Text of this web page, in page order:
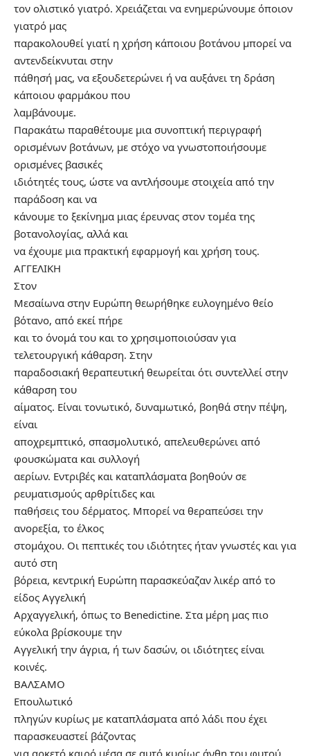
τον ολιστικό γιατρό. Χρειάζεται να ενημερώνουμε όποιον
γιατρό μας
παρακολουθεί γιατί η χρήση κάποιου βοτάνου μπορεί να
αντενδείκνυται στην
πάθησή μας, να εξουδετερώνει ή να αυξάνει τη δράση
κάποιου φαρμάκου που
λαμβάνουμε.
Παρακάτω παραθέτουμε μια συνοπτική περιγραφή
ορισμένων βοτάνων, με στόχο να γνωστοποιήσουμε
ορισμένες βασικές
ιδιότητές τους, ώστε να αντλήσουμε στοιχεία από την
παράδοση και να
κάνουμε το ξεκίνημα μιας έρευνας στον τομέα της
βοτανολογίας, αλλά και
να έχουμε μια πρακτική εφαρμογή και χρήση τους.
ΑΓΓΕΛΙΚΗ
Στον
Μεσαίωνα στην Ευρώπη θεωρήθηκε ευλογημένο θείο
βότανο, από εκεί πήρε
και το όνομά του και το χρησιμοποιούσαν για
τελετουργική κάθαρση. Στην
παραδοσιακή θεραπευτική θεωρείται ότι συντελλεί στην
κάθαρση του
αίματος. Είναι τονωτικό, δυναμωτικό, βοηθά στην πέψη,
είναι
αποχρεμπτικό, σπασμολυτικό, απελευθερώνει από
φουσκώματα και συλλογή
αερίων. Εντριβές και καταπλάσματα βοηθούν σε
ρευματισμούς αρθρίτιδες και
παθήσεις του δέρματος. Μπορεί να θεραπεύσει την
ανορεξία, το έλκος
στομάχου. Οι πεπτικές του ιδιότητες ήταν γνωστές και για
αυτό στη
βόρεια, κεντρική Ευρώπη παρασκεύαζαν λικέρ από το
είδος Αγγελική
Αρχαγγελική, όπως το Benedictine. Στα μέρη μας πιο
εύκολα βρίσκουμε την
Αγγελική την άγρια, ή των δασών, οι ιδιότητες είναι
κοινές.
BAΛΣAMO
Επουλωτικό
πληγών κυρίως με καταπλάσματα από λάδι που έχει
παρασκευαστεί βάζοντας
για αρκετό καιρό μέσα σε αυτό κυρίως άνθη του φυτού.